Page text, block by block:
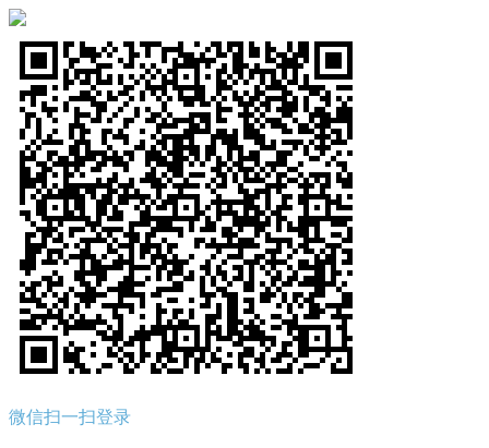
微信扫一扫登录